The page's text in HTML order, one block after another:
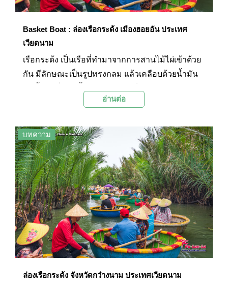
Basket Boat : ล่องเรือกระด้ง เมืองฮอยอัน ประเทศ
เวียดนาม
เรือกระด้ง เป็นเรือที่ทำมาจากการสานไม้ไผ่เข้าด้วย
กัน มีลักษณะเป็นรูปทรงกลม แล้วเคลือบด้วยน้ำมัน
รองรับน้ำหนักได้มากเป็นตัน จุดเริ่มต้นของเรือกระ
ฝรั่งเศสซึ่งต้องมีการเสียภาษีเรือที่แพงมาก คน
เวียดนามจึงดัดแปลงเรือให้รูปร่างดูไม่เหมือนเรือ
ทั่วไปเพื่อไม่ต้องเสียภาษีเรือนั่นเอง
อ่านต่อ
บทความ
ล่องเรือกระด้ง จังหวัดกว๋างนาม ประเทศเวียดนาม